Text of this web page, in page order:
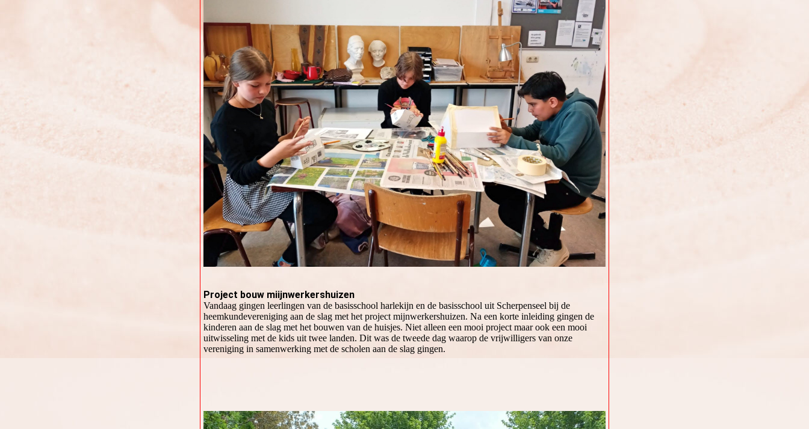
Project bouw miijnwerkershuizen
Vandaag gingen leerlingen van de basisschool harlekijn en de basisschool uit Scherpenseel bij de
heemkundevereniging aan de slag met het project mijnwerkershuizen. Na een korte inleiding gingen de
kinderen aan de slag met het bouwen van de huisjes. Niet alleen een mooi project maar ook een mooi
uitwisseling met de kids uit twee landen. Dit was de tweede dag waarop de vrijwilligers van onze
vereniging in samenwerking met de scholen aan de slag gingen.